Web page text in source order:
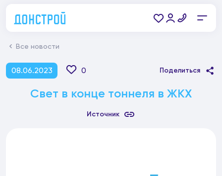
Все новости
08.06.2023 0 Поделиться
Свет в конце тоннеля в ЖКХ
Источник